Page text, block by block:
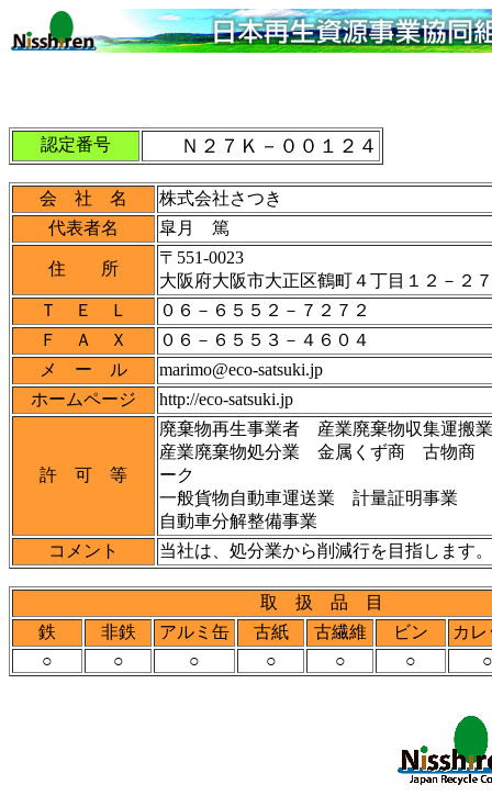
認定番号 Ｎ２７Ｋ－００１２４
会 社 名
株式会社さつき
代表者名
皐月 篤
住 所
〒551-0023
大阪府大阪市大正区鶴町４丁目１２－２７
Ｔ Ｅ Ｌ
０６－６５５２－７２７２
Ｆ Ａ Ｘ
０６－６５５３－４６０４
メ ー ル
marimo@eco-satsuki.jp
ホームページ
http://eco-satsuki.jp
許 可 等
廃棄物再生事業者 産業廃棄物収集運搬業
産業廃棄物処分業 金属くず商 古物商
ーク
一般貨物自動車運送業 計量証明事業
自動車分解整備事業
コメント
当社は、処分業から削減行を目指します。
取 扱 品 目
鉄
非鉄 アルミ缶 古紙 古繊維 ビン
カレ
○
○ ○ ○ ○ ○ ○